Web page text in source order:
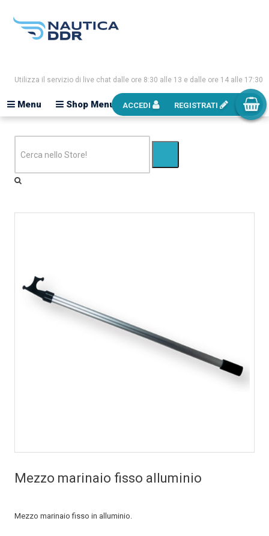
Utilizza il servizio di live chat dalle ore 8:30 alle 13 e dalle ore 14 alle 17:30
Shop Menu
Menu ACCEDI REGISTRATI
Mezzo marinaio fisso alluminio
Mezzo marinaio fisso in alluminio.